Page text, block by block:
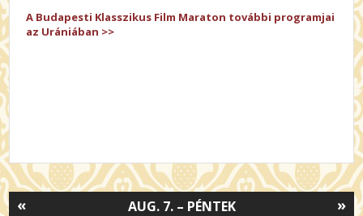
A Budapesti Klasszikus Film Maraton további programjai
az Urániában >>
»
AUG. 7. – PÉNTEK
«